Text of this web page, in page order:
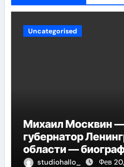
Uncategorised
Михаил Москвин
губернатор
области —
достижения и
studiohallo_ Фев